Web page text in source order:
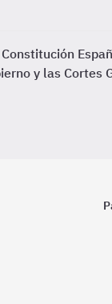
y las Cortes